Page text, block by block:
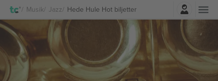
Musik Jazz Hede Hule Hot biljetter
Logga in